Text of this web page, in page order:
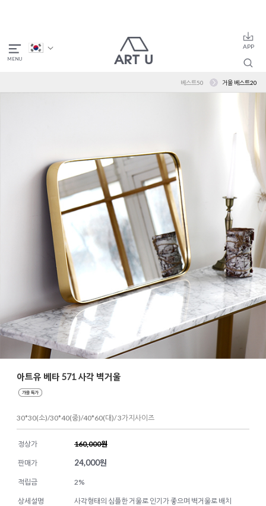
베스트50 거울 베스트20
아트유 베타 571 사각 벽거울
30*30(소)/30*40(중)/40*60(대)/ 3가지사이즈
정상가 160,000원
판매가 24,000원
적립금 2%
상세설명
사각형태의 심플한 거울로 인기가 좋으며 벽거울로 배치